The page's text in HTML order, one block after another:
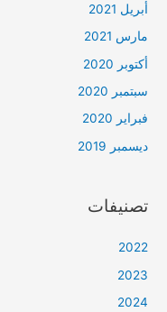
أبريل 2021
مارس 2021
أكتوبر 2020
سبتمبر 2020
فبراير 2020
ديسمبر 2019
تصنيفات
2022
2023
2024